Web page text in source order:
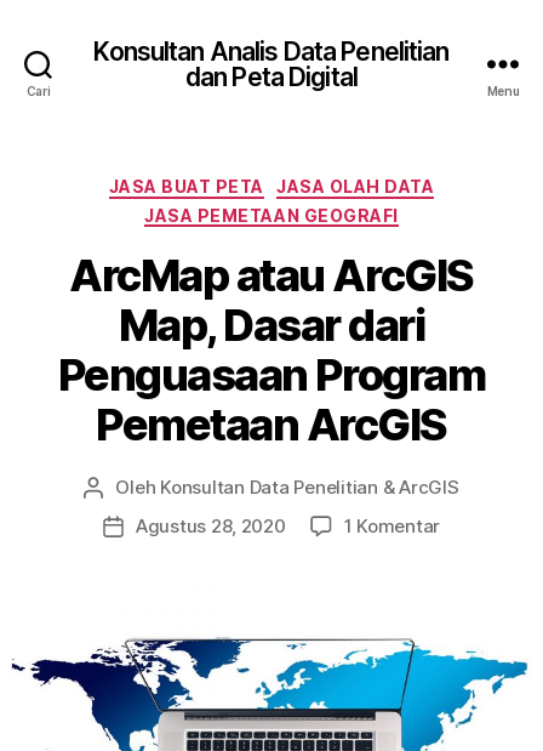
Cari
Konsultan Analis Data Penelitian
dan Peta Digital
Menu
Kategori
JASA BUAT PETA
JASA OLAH DATA
JASA PEMETAAN GEOGRAFI
ArcMap atau ArcGIS
Map, Dasar dari
Penguasaan Program
Pemetaan ArcGIS
Penulis
artikel
Oleh Konsultan Data Penelitian & ArcGIS
Tanggal
Agustus 28, 2020 1 Komentarpada
Dasar
dari
Program